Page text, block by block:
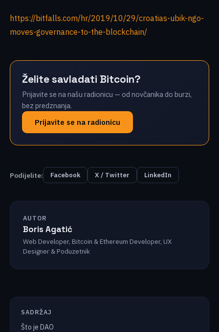
https://bitfalls.com/hr/2019/10/29/croatias-ubik-ngo-
moves-governance-to-the-blockchain/
Želite savladati Bitcoin?
Prijavite se na našu radionicu — od novčanika do burzi,
bez predznanja.
Prijavite se na radionicu
Podijelite: Facebook X / Twitter LinkedIn
AUTOR
Boris Agatić
Web Developer, Bitcoin & Ethereum Developer, UX
Designer & Poduzetnik
SADRŽAJ
Što je DAO